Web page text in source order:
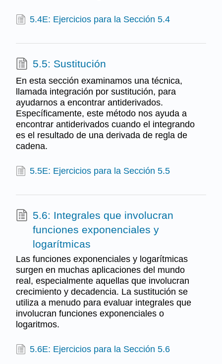
5.4E: Ejercicios para la Sección 5.4
5.5: Sustitución
En esta sección examinamos una técnica,
llamada integración por sustitución, para
ayudarnos a encontrar antiderivados.
Específicamente, este método nos ayuda a
encontrar antiderivados cuando el integrando
es el resultado de una derivada de regla de
cadena.
5.5E: Ejercicios para la Sección 5.5
5.6: Integrales que involucran
funciones exponenciales y
logarítmicas
Las funciones exponenciales y logarítmicas
surgen en muchas aplicaciones del mundo
real, especialmente aquellas que involucran
crecimiento y decadencia. La sustitución se
utiliza a menudo para evaluar integrales que
involucran funciones exponenciales o
logaritmos.
5.6E: Ejercicios para la Sección 5.6